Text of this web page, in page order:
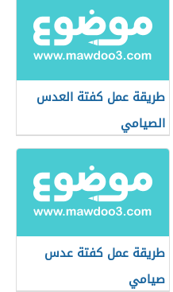
طريقة عمل كفتة العدس
الصيامي
طريقة عمل كفتة عدس
صيامي